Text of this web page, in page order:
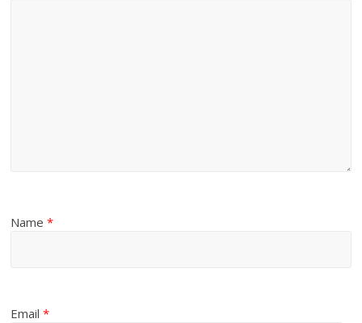
Name*
Email*